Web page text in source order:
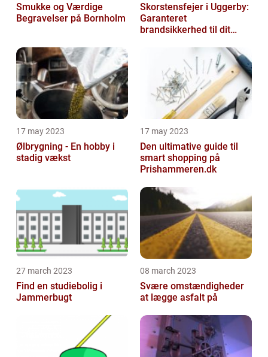
Smukke og Værdige
Begravelser på Bornholm
Skorstensfejer i Uggerby:
Garanteret
brandsikkerhed til dit
17 may 2023
Ølbrygning - En hobby i
stadig vækst
17 may 2023
Den ultimative guide til
smart shopping på
Prishammeren.dk
27 march 2023
Find en studiebolig i
Jammerbugt
08 march 2023
Svære omstændigheder
at lægge asfalt på